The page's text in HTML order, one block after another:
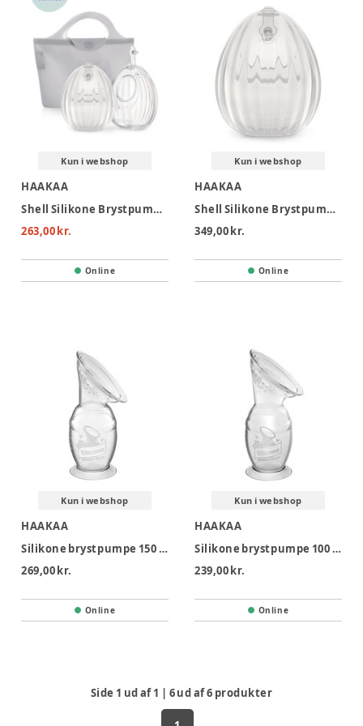
Kun i webshop
HAAKAA
Shell Silikone Brystpumpe/opsamler 75ml - 2-pak
263,00 kr.
Online
Kun i webshop
HAAKAA
Shell Silikone Brystpumpe/opsamler 120ml
349,00 kr.
Online
Kun i webshop
HAAKAA
Silikone brystpumpe 150 ml
269,00 kr.
Online
Kun i webshop
HAAKAA
Silikone brystpumpe 100 ml
239,00 kr.
Online
Side 1 ud af1 | 6ud af6 produkter